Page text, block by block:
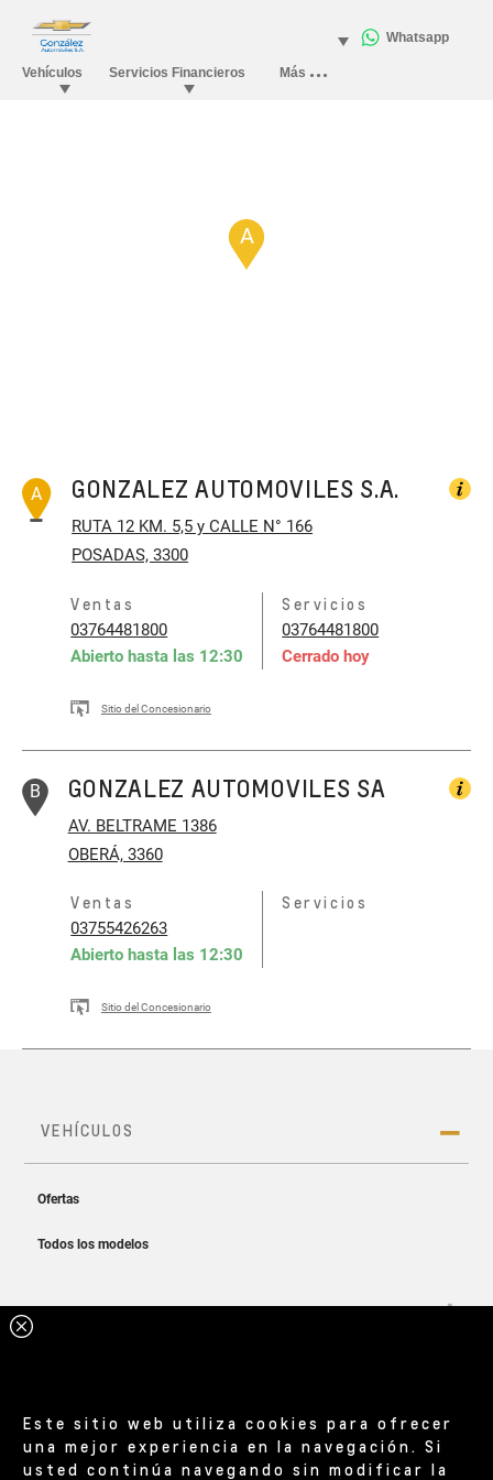
A
A GONZALEZ AUTOMOVILES S.A.
RUTA 12 KM. 5,5 y CALLE N° 166
POSADAS, 3300
Ventas
03764481800
Abierto hasta las 12:30
Servicios
03764481800
Cerrado hoy
Sitio del Concesionario
B GONZALEZ AUTOMOVILES SA
AV. BELTRAME 1386
OBERÁ, 3360
Ventas
03755426263
Abierto hasta las 12:30
Servicios
Sitio del Concesionario
Este sitio web utiliza cookies para ofrecer
una mejor experiencia en la navegación. Si
usted continúa navegando sin modificar la